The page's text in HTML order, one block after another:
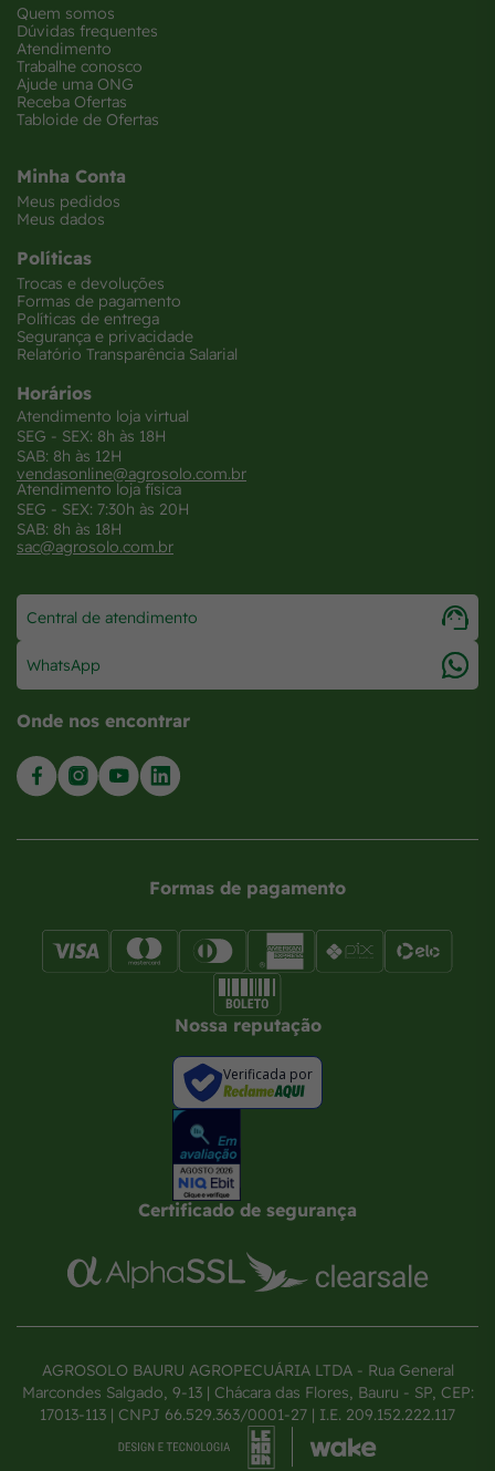
Quem somos
Dúvidas frequentes
Atendimento
Trabalhe conosco
Ajude uma ONG
Receba Ofertas
Tabloide de Ofertas
Minha Conta
Meus pedidos
Meus dados
Políticas
Trocas e devoluções
Formas de pagamento
Políticas de entrega
Segurança e privacidade
Relatório Transparência Salarial
Horários
Atendimento loja virtual
SEG - SEX: 8h às 18H
SAB: 8h às 12H
vendasonline@agrosolo.com.br
Atendimento loja física
SEG - SEX: 7:30h às 20H
SAB: 8h às 18H
sac@agrosolo.com.br
Central de atendimento
WhatsApp
Onde nos encontrar
Formas de pagamento
Nossa reputação
Verificada por
Certificado de segurança
AGROSOLO BAURU AGROPECUÁRIA LTDA - Rua General
Marcondes Salgado, 9-13 | Chácara das Flores, Bauru - SP, CEP:
17013-113 | CNPJ 66.529.363/0001-27 | I.E. 209.152.222.117